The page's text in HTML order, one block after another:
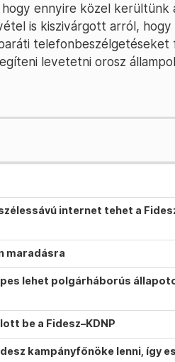
ennyire közel kerültünk
is kiszivárgott arról, hogy
levetetni orosz
internet tehet a
maradásra
lehet polgárháborús
be a Fidesz–KDNP
kampányfőnöke lenni, így